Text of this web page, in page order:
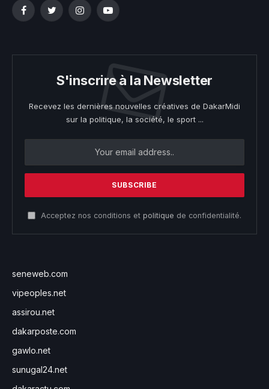
FacebookTwitterInstagramYouTube
S'inscrire à la Newsletter
Recevez les dernières nouvelles créatives de DakarMidi
sur la politique, la société, le sport ...
Acceptez nos conditions et politique de confidentialité.
seneweb.com
vipeoples.net
assirou.net
dakarposte.com
gawlo.net
sunugal24.net